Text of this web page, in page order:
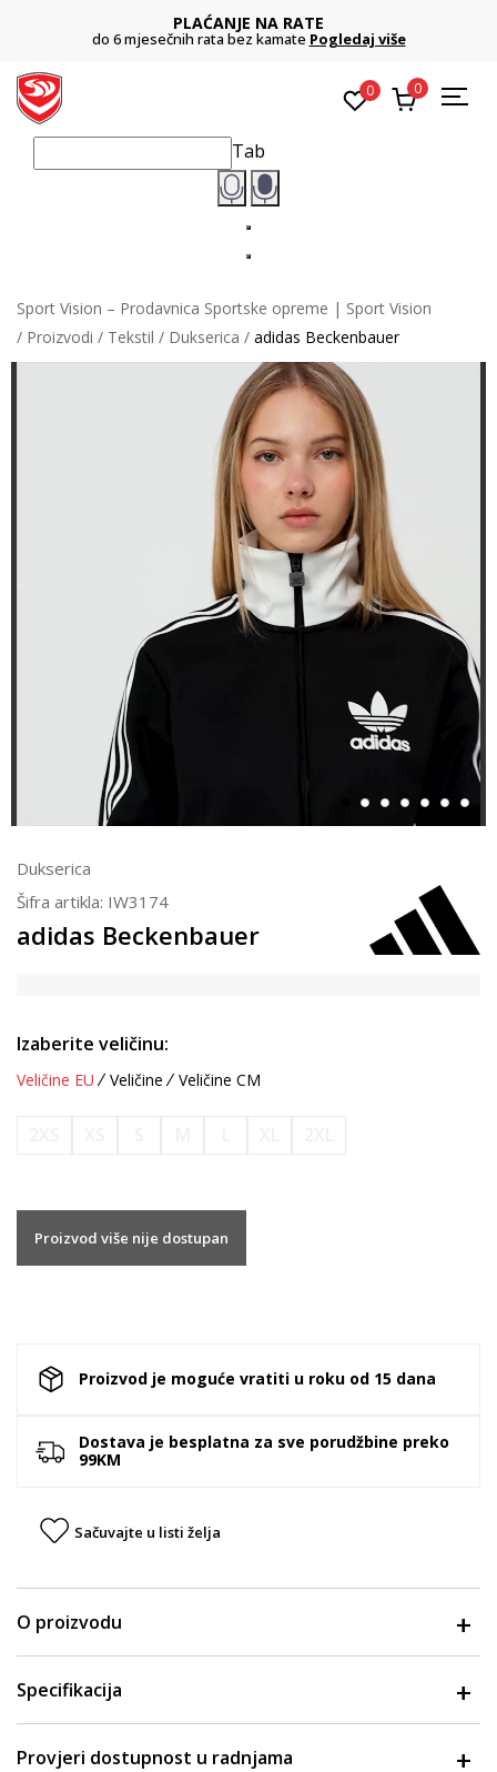
PLAĆANJE NA RATE
do 6 mjesečnih rata bez kamate Pogledaj više
0 0
Tab
Sport Vision – Prodavnica Sportske opreme | Sport Vision
Proizvodi
Tekstil Dukserica adidas Beckenbauer
Dukserica
Šifra artikla: IW3174
adidas Beckenbauer
Izaberite veličinu:
Veličine EU Veličine Veličine CM
Proizvod više nije dostupan
Proizvod je moguće vratiti u roku od 15 dana
Dostava je besplatna za sve porudžbine preko
99KM
Sačuvajte u listi želja
O proizvodu
Specifikacija
Provjeri dostupnost u radnjama